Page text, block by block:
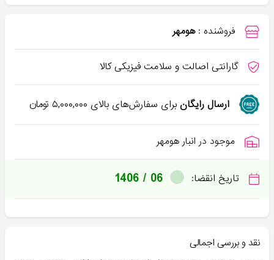
فروشنده : هومهر
گارانتی اصالت و سلامت فیزیکی کالا
ارسال رایگانبرای سفارش‌های بالای ۵,۰۰۰,۰۰۰تومان
موجود در انبار هومهر
تاریخ انقضا: 1406 / 06
نقد و بررسی اجمالی